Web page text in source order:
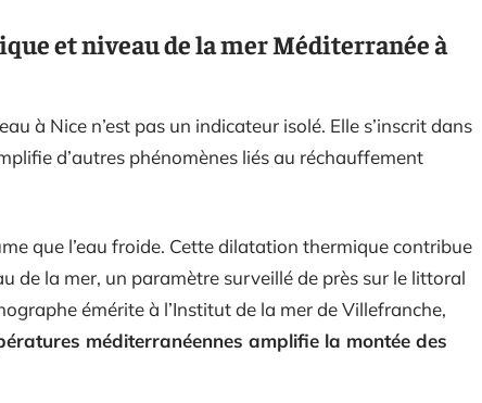
et niveau de la mer Méditerranée à
à Nice n’est pas un indicateur isolé. Elle s’inscrit dans
d’autres phénomènes liés au réchauffement
que l’eau froide. Cette dilatation thermique contribue
de la mer, un paramètre surveillé de près sur le littoral
émérite à l’Institut de la mer de Villefranche,
méditerranéennes amplifie la montée des